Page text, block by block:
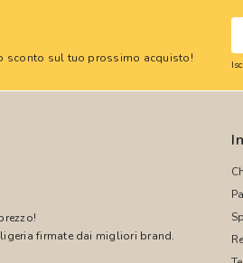
sconto sul tuo prossimo acquisto!
firmate dai migliori brand.